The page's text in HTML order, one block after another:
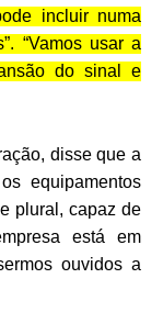
incluir numa
“Vamos usar a
do sinal e
disse que a
equipamentos
plural, capaz de
está em
ouvidos a